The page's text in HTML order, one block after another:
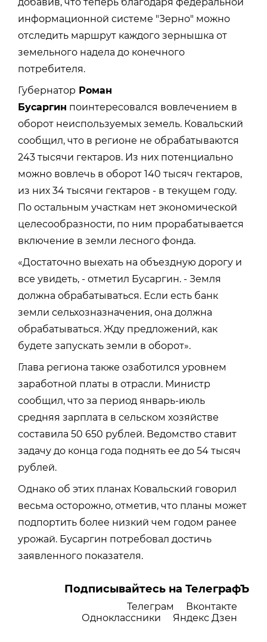
информационной системе "Зерно" можно
отследить маршрут каждого зернышка от
земельного надела до конечного
потребителя.
Губернатор Роман
Бусаргин поинтересовался вовлечением в
оборот неиспользуемых земель. Ковальский
сообщил, что в регионе не обрабатываются
243 тысячи гектаров. Из них потенциально
можно вовлечь в оборот 140 тысяч гектаров,
из них 34 тысячи гектаров - в текущем году.
По остальным участкам нет экономической
целесообразности, по ним прорабатывается
включение в земли лесного фонда.
«Достаточно выехать на объездную дорогу и
все увидеть, - отметил Бусаргин. - Земля
должна обрабатываться. Если есть банк
земли сельхозназначения, она должна
обрабатываться. Жду предложений, как
будете запускать земли в оборот».
Глава региона также озаботился уровнем
заработной платы в отрасли. Министр
сообщил, что за период январь-июль
средняя зарплата в сельском хозяйстве
составила 50 650 рублей. Ведомство ставит
задачу до конца года поднять ее до 54 тысяч
рублей.
Однако об этих планах Ковальский говорил
весьма осторожно, отметив, что планы может
подпортить более низкий чем годом ранее
урожай. Бусаргин потребовал достичь
заявленного показателя.
Подписывайтесь на ТелеграфЪ
Телеграм
Вконтакте
Одноклассники
Яндекс Дзен